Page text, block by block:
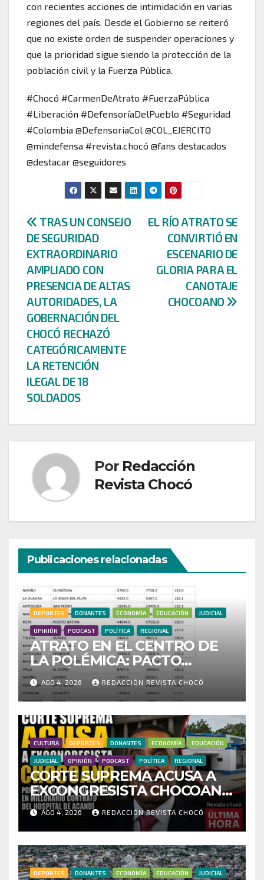
con recientes acciones de intimidación en varias
regiones del país. Desde el Gobierno se reiteró
que no existe orden de suspender operaciones y
que la prioridad sigue siendo la protección de la
población civil y la Fuerza Pública.
#Chocó #CarmenDeAtrato #FuerzaPública
#Liberación #DefensoríaDelPueblo #Seguridad
#Colombia @DefensoriaCol @COL_EJERCITO
@mindefensa #revista.chocó @fans destacados
@destacar @seguidores
Navegación
de
entradas
EL RÍO ATRATO SE
CONVIRTIÓ EN
ESCENARIO DE
GLORIA PARA EL
CANOTAJE
CHOCOANO
TRAS UN CONSEJO
DE SEGURIDAD
EXTRAORDINARIO
AMPLIADO CON
PRESENCIA DE ALTAS
AUTORIDADES, LA
GOBERNACIÓN DEL
CHOCÓ RECHAZÓ
CATEGÓRICAMENTE
LA RETENCIÓN
ILEGAL DE 18
SOLDADOS
Por Redacción
Revista Chocó
Publicaciones relacionadas
DEPORTES DONANTES ECONOMÍA EDUCACIÓN JUDICIAL
OPINIÓN PODCAST POLÍTICA REGIONAL
ATRATO EN EL CENTRO DE
LA POLÉMICA: PACTO
HISTÓRICO CUESTIONA
CENSO ELECTORAL Y PIDE
INVESTIGAR PRESUNTO
FRAUDE
AGO 4, 2026 REDACCIÓN REVISTA CHOCÓ
CULTURA DEPORTES DONANTES ECONOMÍA EDUCACIÓN
JUDICIAL OPINIÓN PODCAST POLÍTICA REGIONAL
CORTE SUPREMA ACUSA A
EXCONGRESISTA CHOCOANO
POR PRESUNTAS
IRREGULARIDADES EN
MILLONARIO CONTRATO
DEL HOSPITAL DE ACANDÍ
AGO 4, 2026 REDACCIÓN REVISTA CHOCÓ
DEPORTES DONANTES ECONOMÍA EDUCACIÓN JUDICIAL